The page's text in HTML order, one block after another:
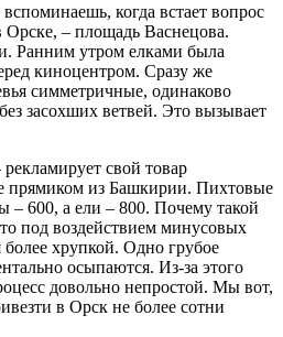
когда встает вопрос
– площадь Васнецова.
Ранним утром елками была
киноцентром. Сразу же
симметричные, одинаково
засохших ветвей. Это вызывает
свой товар
прямиком из Башкирии. Пихтовые
– 600, а ели – 800. Почему такой
под воздействием минусовых
более хрупкой. Одно грубое
осыпаются. Из-за этого
довольно непростой. Мы вот,
в Орск не более сотни